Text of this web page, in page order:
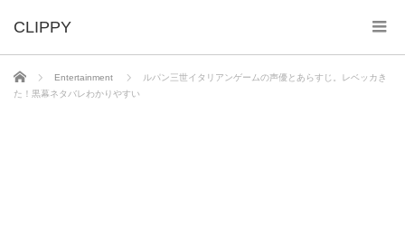
ホーム Entertainment
ルパン三世イタリアンゲームの声優とあらすじ。レベッカき
た！黒幕ネタバレわかりやすい